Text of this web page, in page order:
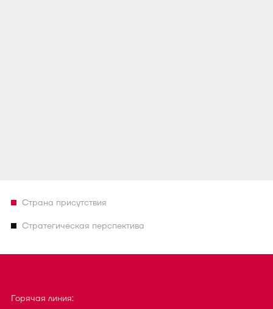
Страна присутствия
Стратегическая перспектива
Горячая линия: